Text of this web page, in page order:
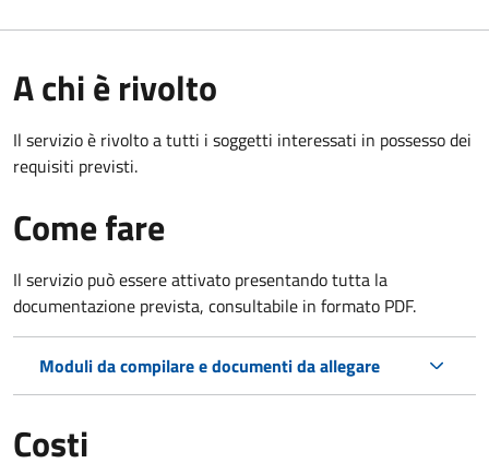
A chi è rivolto
Il servizio è rivolto a tutti i soggetti interessati in possesso dei
requisiti previsti.
Come fare
Il servizio può essere attivato presentando tutta la
documentazione prevista, consultabile in formato PDF.
Moduli da compilare e documenti da allegare
Costi